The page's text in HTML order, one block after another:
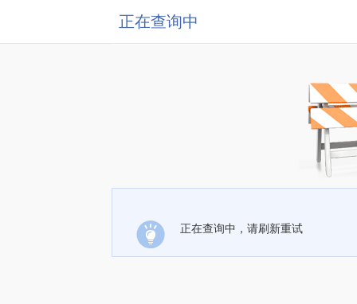
正在查询中
正在查询中，请刷新重试